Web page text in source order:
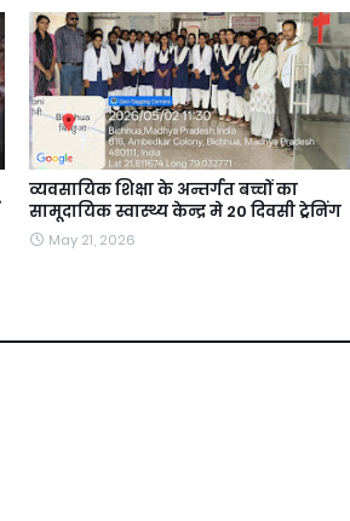
व्यवसायिक शिक्षा के अन्तर्गत बच्चों का
सामूदायिक स्वास्थ्य केन्द्र मे 20 दिवसी ट्रेनिंग
May 21, 2026